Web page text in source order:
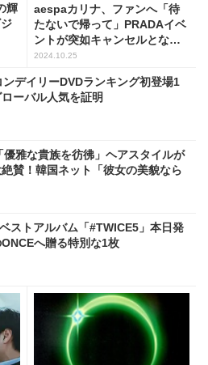
輝
aespaカリナ、ファンへ「待
たないで帰って」PRADAイベ
ントが突如キャンセルとなっ
た理由
2024.10.25
デイリーDVDランキング初登場1
ーバル人気を証明
優雅な貴族を彷彿」ヘアスタイルが
賛！韓国ネット「彼女の美貌なら
ストアルバム「#TWICE5」本日発
へ贈る特別な1枚